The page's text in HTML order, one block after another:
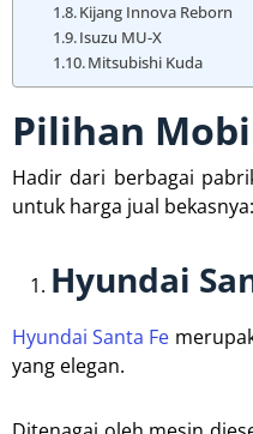
Kijang Innova Reborn
Isuzu MU-X
Mitsubishi Kuda
Pilihan
Hadir dari berbagai
untuk harga jual bekasnya:
Hyundai
Hyundai Santa Fe
yang elegan.